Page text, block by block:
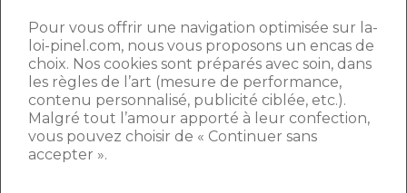
qu’une maison construite sur un terrain
isolé, à surfaces égales. Car, dans le cadre
d’un lotissement, les coûts sont optimisés
par le lotisseur et le choix des matériaux
est souvent plus limité. Bien que le
lotissement semble être une option plus
contraignante, il peut présenter une
Pour vous offrir une navigation optimisée sur la-
loi-pinel.com, nous vous proposons un encas de
choix. Nos cookies sont préparés avec soin, dans
les règles de l’art (mesure de performance,
contenu personnalisé, publicité ciblée, etc.).
Malgré tout l’amour apporté à leur confection,
vous pouvez choisir de « Continuer sans
accepter ».